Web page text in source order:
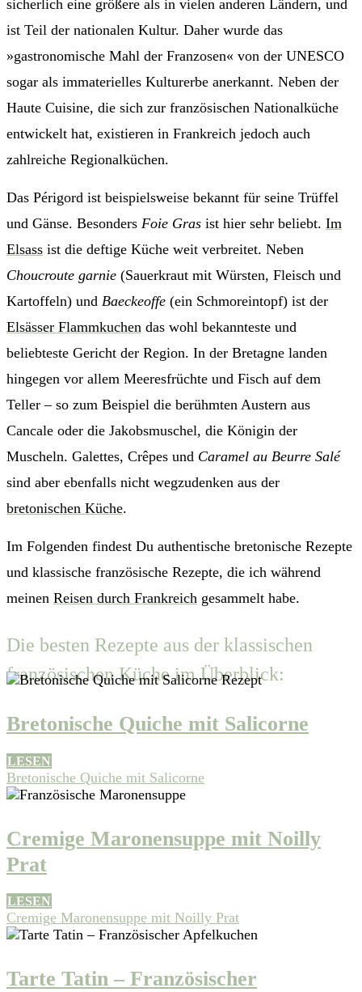
sicherlich eine größere als in vielen anderen Ländern, und
ist Teil der nationalen Kultur. Daher wurde das
»gastronomische Mahl der Franzosen« von der UNESCO
sogar als immaterielles Kulturerbe anerkannt. Neben der
Haute Cuisine, die sich zur französischen Nationalküche
entwickelt hat, existieren in Frankreich jedoch auch
zahlreiche Regionalküchen.
Das Périgord ist beispielsweise bekannt für seine Trüffel
und Gänse. Besonders Foie Gras ist hier sehr beliebt. Im
Elsass ist die deftige Küche weit verbreitet. Neben
Choucroute garnie (Sauerkraut mit Würsten, Fleisch und
Kartoffeln) und Baeckeoffe (ein Schmoreintopf) ist der
Elsässer Flammkuchen das wohl bekannteste und
beliebteste Gericht der Region. In der Bretagne landen
hingegen vor allem Meeresfrüchte und Fisch auf dem
Teller – so zum Beispiel die berühmten Austern aus
Cancale oder die Jakobsmuschel, die Königin der
Muscheln. Galettes, Crêpes und Caramel au Beurre Salé
sind aber ebenfalls nicht wegzudenken aus der
bretonischen Küche.
Im Folgenden findest Du authentische bretonische Rezepte
und klassische französische Rezepte, die ich während
meinen Reisen durch Frankreich gesammelt habe.
Die besten Rezepte aus der klassischen
französischen Küche im Überblick:
Bretonische Quiche mit Salicorne
LESEN
Bretonische Quiche mit Salicorne
Cremige Maronensuppe mit Noilly
Prat
LESEN
Cremige Maronensuppe mit Noilly Prat
Tarte Tatin – Französischer